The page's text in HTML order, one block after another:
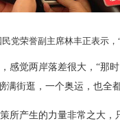
党荣誉副主席林丰正表示
感觉两岸落差很大，“那
满街逛，一个奥运，也全
所产生的力量非常之大